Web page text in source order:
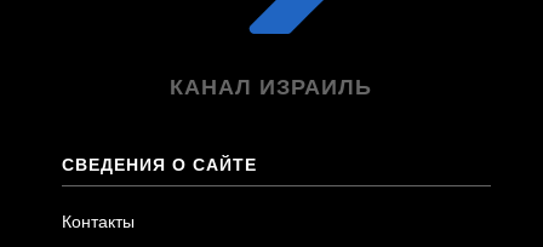
КАНАЛ ИЗРАИЛЬ
СВЕДЕНИЯ О САЙТЕ
Контакты